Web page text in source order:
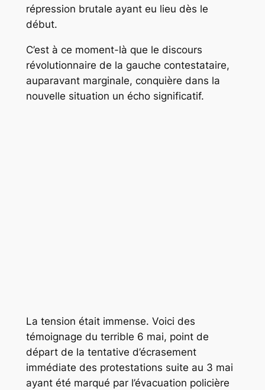
répression brutale ayant eu lieu dès le
début.
C’est à ce moment-là que le discours
révolutionnaire de la gauche contestataire,
auparavant marginale, conquière dans la
nouvelle situation un écho significatif.
La tension était immense. Voici des
témoignage du terrible 6 mai, point de
départ de la tentative d’écrasement
immédiate des protestations suite au 3 mai
ayant été marqué par l’évacuation policière